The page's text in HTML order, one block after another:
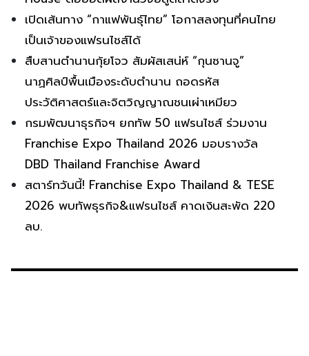
เปิดเส้นทาง “กาแฟพันธุ์ไทย” โอกาสลงทุนที่คนไทย
เป็นเจ้าของแฟรนไชส์ได้
สืบสานตำนานกุ้ยโจว สัมผัสเสน่ห์ “กุนซานจู”
นาฏศิลป์พื้นเมืองระดับตำนาน ถอดรหัส
ประวัติศาสตร์และจิตวิญญาณชนเผ่าเหมียว
กรมพัฒนาธุรกิจฯ ยกทัพ 50 แฟรนไชส์ ร่วมงาน
Franchise Expo Thailand 2026 มอบรางวัล
DBD Thailand Franchise Award
สตาร์ทวันนี้! Franchise Expo Thailand & TESE
2026 พบทัพธุรกิจ&แฟรนไชส์ คาดเงินสะพัด 220
ลบ.